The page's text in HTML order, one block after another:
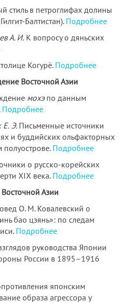
стиль в петроглифах долины
Балтистан). Подробнее
А. И. К вопросу о дяньских
Когурё. Подробнее
Восточной Азии
мохэпо данным
Подробнее
Е. Э. Письменные источники
и буддийских ольфакторных
полуострове. Подробнее
о русско-корейских
XIX века. Подробнее
Азии
О. М. Ковалевский о
бао цзянь»: по следам
Подробнее
руководства Японии
России в 1895–1916
японским
образа агрессора у